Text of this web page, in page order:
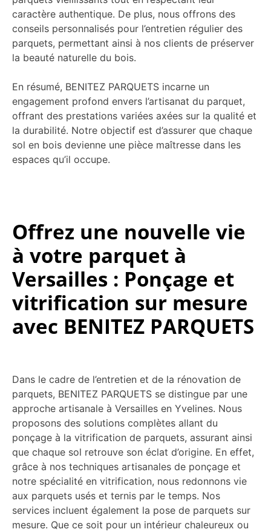
caractère authentique. De plus, nous offrons des
conseils personnalisés pour l’entretien régulier des
parquets, permettant ainsi à nos clients de préserver
la beauté naturelle du bois.
En résumé, BENITEZ PARQUETS incarne un
engagement profond envers l’artisanat du parquet,
offrant des prestations variées axées sur la qualité et
la durabilité. Notre objectif est d’assurer que chaque
sol en bois devienne une pièce maîtresse dans les
espaces qu’il occupe.
Offrez une nouvelle vie
à votre parquet à
Versailles : Ponçage et
vitrification sur mesure
avec BENITEZ PARQUETS
Dans le cadre de l’entretien et de la rénovation de
parquets, BENITEZ PARQUETS se distingue par une
approche artisanale à Versailles en Yvelines. Nous
proposons des solutions complètes allant du
ponçage à la vitrification de parquets, assurant ainsi
que chaque sol retrouve son éclat d’origine. En effet,
grâce à nos techniques artisanales de ponçage et
notre spécialité en vitrification, nous redonnons vie
aux parquets usés et ternis par le temps. Nos
services incluent également la pose de parquets sur
mesure. Que ce soit pour un intérieur chaleureux ou